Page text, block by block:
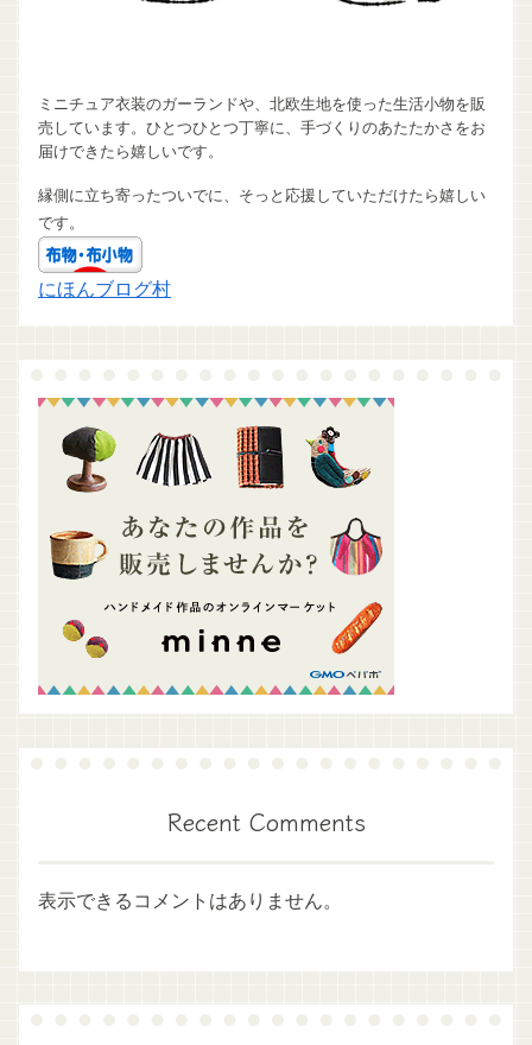
ミニチュア衣装のガーランドや、北欧生地を使った生活小物を販
売しています。ひとつひとつ丁寧に、手づくりのあたたかさをお
届けできたら嬉しいです。
縁側に立ち寄ったついでに、そっと応援していただけたら嬉しい
です。
にほんブログ村
Recent Comments
表示できるコメントはありません。